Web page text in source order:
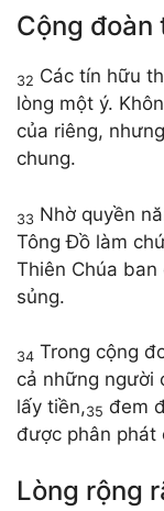
Cộng đoàn
32 Các tín hữu
lòng một ý.
của riêng,
chung.
33 Nhờ quyền
Tông Đồ làm
Thiên Chúa
sủng.
34 Trong cộng
cả những người
lấy tiền,35 đem
được phân phát
Lòng rộng